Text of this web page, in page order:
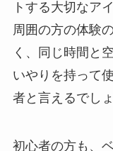
トする大切なア
周囲の方の体験
く、同じ時間と
いやりを持って
者と言えるでしょ
初心者の方も、